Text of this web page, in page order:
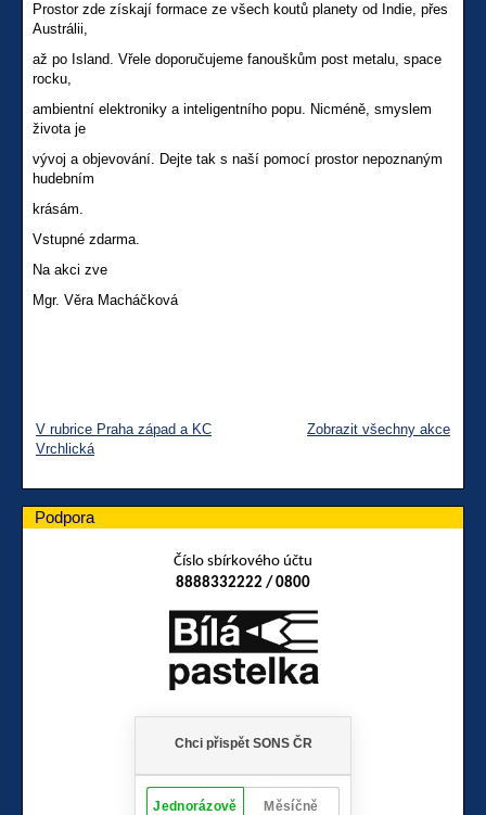
Prostor zde získají formace ze všech koutů planety od Indie, přes
Austrálii,
až po Island. Vřele doporučujeme fanouškům post metalu, space
rocku,
ambientní elektroniky a inteligentního popu. Nicméně, smyslem
života je
vývoj a objevování. Dejte tak s naší pomocí prostor nepoznaným
hudebním
krásám.
Vstupné zdarma.
Na akci zve
Mgr. Věra Macháčková
V rubrice Praha západ a KC
Vrchlická
Zobrazit všechny akce
Podpora
Číslo sbírkového účtu
8888332222 / 0800